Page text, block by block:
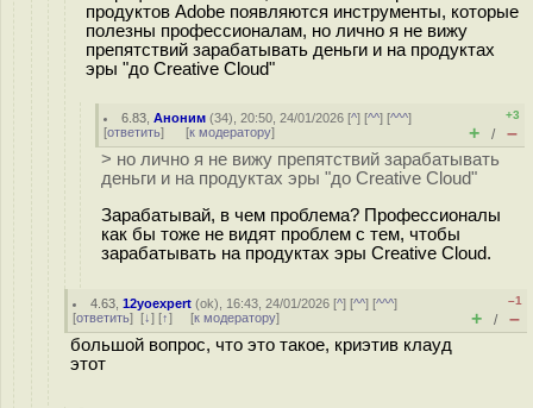
продуктов Adobe появляются инструменты, которые
полезны профессионалам, но лично я не вижу
препятствий зарабатывать деньги и на продуктах
эры "до Creative Cloud"
6.83 ,Аноним (34), 20:50, 24/01/2026 [^] [^^] [^^^]
[ответить] [к модератору]
+3
+ / –
> но лично я не вижу препятствий зарабатывать
деньги и на продуктах эры "до Creative Cloud"
Зарабатывай, в чем проблема? Профессионалы
как бы тоже не видят проблем с тем, чтобы
зарабатывать на продуктах эры Creative Cloud.
4.63 ,12yoexpert (ok), 16:43, 24/01/2026 [^] [^^] [^^^]
[ответить] [↓] [↑] [к модератору]
–1
+ / –
большой вопрос, что это такое, криэтив клауд
этот